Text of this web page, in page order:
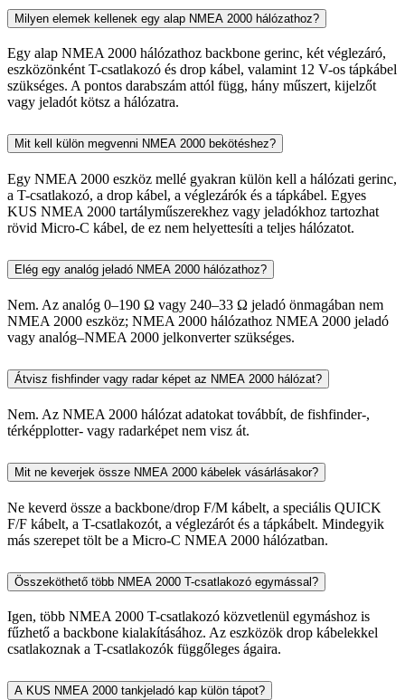
Milyen elemek kellenek egy alap NMEA 2000 hálózathoz?
Egy alap NMEA 2000 hálózathoz backbone gerinc, két véglezáró,
eszközönként T-csatlakozó és drop kábel, valamint 12 V-os tápkábel
szükséges. A pontos darabszám attól függ, hány műszert, kijelzőt
vagy jeladót kötsz a hálózatra.
Mit kell külön megvenni NMEA 2000 bekötéshez?
Egy NMEA 2000 eszköz mellé gyakran külön kell a hálózati gerinc,
a T-csatlakozó, a drop kábel, a véglezárók és a tápkábel. Egyes
KUS NMEA 2000 tartályműszerekhez vagy jeladókhoz tartozhat
rövid Micro-C kábel, de ez nem helyettesíti a teljes hálózatot.
Elég egy analóg jeladó NMEA 2000 hálózathoz?
Nem. Az analóg 0–190 Ω vagy 240–33 Ω jeladó önmagában nem
NMEA 2000 eszköz; NMEA 2000 hálózathoz NMEA 2000 jeladó
vagy analóg–NMEA 2000 jelkonverter szükséges.
Átvisz fishfinder vagy radar képet az NMEA 2000 hálózat?
Nem. Az NMEA 2000 hálózat adatokat továbbít, de fishfinder-,
térképplotter- vagy radarképet nem visz át.
Mit ne keverjek össze NMEA 2000 kábelek vásárlásakor?
Ne keverd össze a backbone/drop F/M kábelt, a speciális QUICK
F/F kábelt, a T-csatlakozót, a véglezárót és a tápkábelt. Mindegyik
más szerepet tölt be a Micro-C NMEA 2000 hálózatban.
Összeköthető több NMEA 2000 T-csatlakozó egymással?
Igen, több NMEA 2000 T-csatlakozó közvetlenül egymáshoz is
fűzhető a backbone kialakításához. Az eszközök drop kábelekkel
csatlakoznak a T-csatlakozók függőleges ágaira.
A KUS NMEA 2000 tankjeladó kap külön tápot?